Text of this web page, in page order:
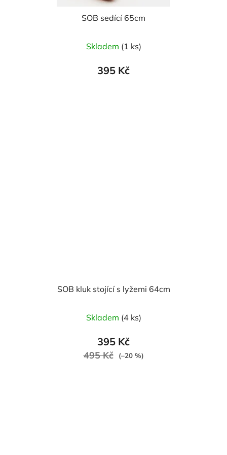
SOB sedící 65cm
Skladem (1 ks)
395 Kč
SOB kluk stojící s lyžemi 64cm
Skladem (4 ks)
395 Kč
495 Kč (–20 %)